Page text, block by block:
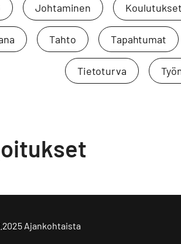
Johtaminen Koulutukset
Tahto Tapahtumat
Tietoturva
Ajankohtaista